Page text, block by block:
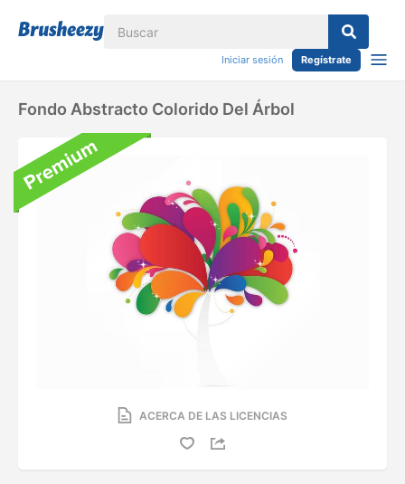
Iniciar sesión Regístrate
Fondo Abstracto Colorido Del Árbol
ACERCA DE LAS LICENCIAS